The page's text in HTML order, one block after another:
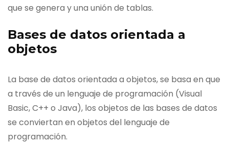
que se genera y una unión de tablas.
Bases de datos orientada a
objetos
La base de datos orientada a objetos, se basa en que
a través de un lenguaje de programación (Visual
Basic, C++ o Java), los objetos de las bases de datos
se conviertan en objetos del lenguaje de
programación.